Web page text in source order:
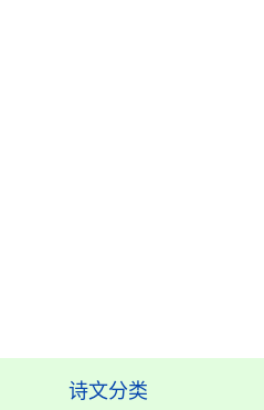
诗文分类